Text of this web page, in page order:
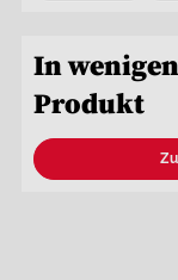
In
Produkt